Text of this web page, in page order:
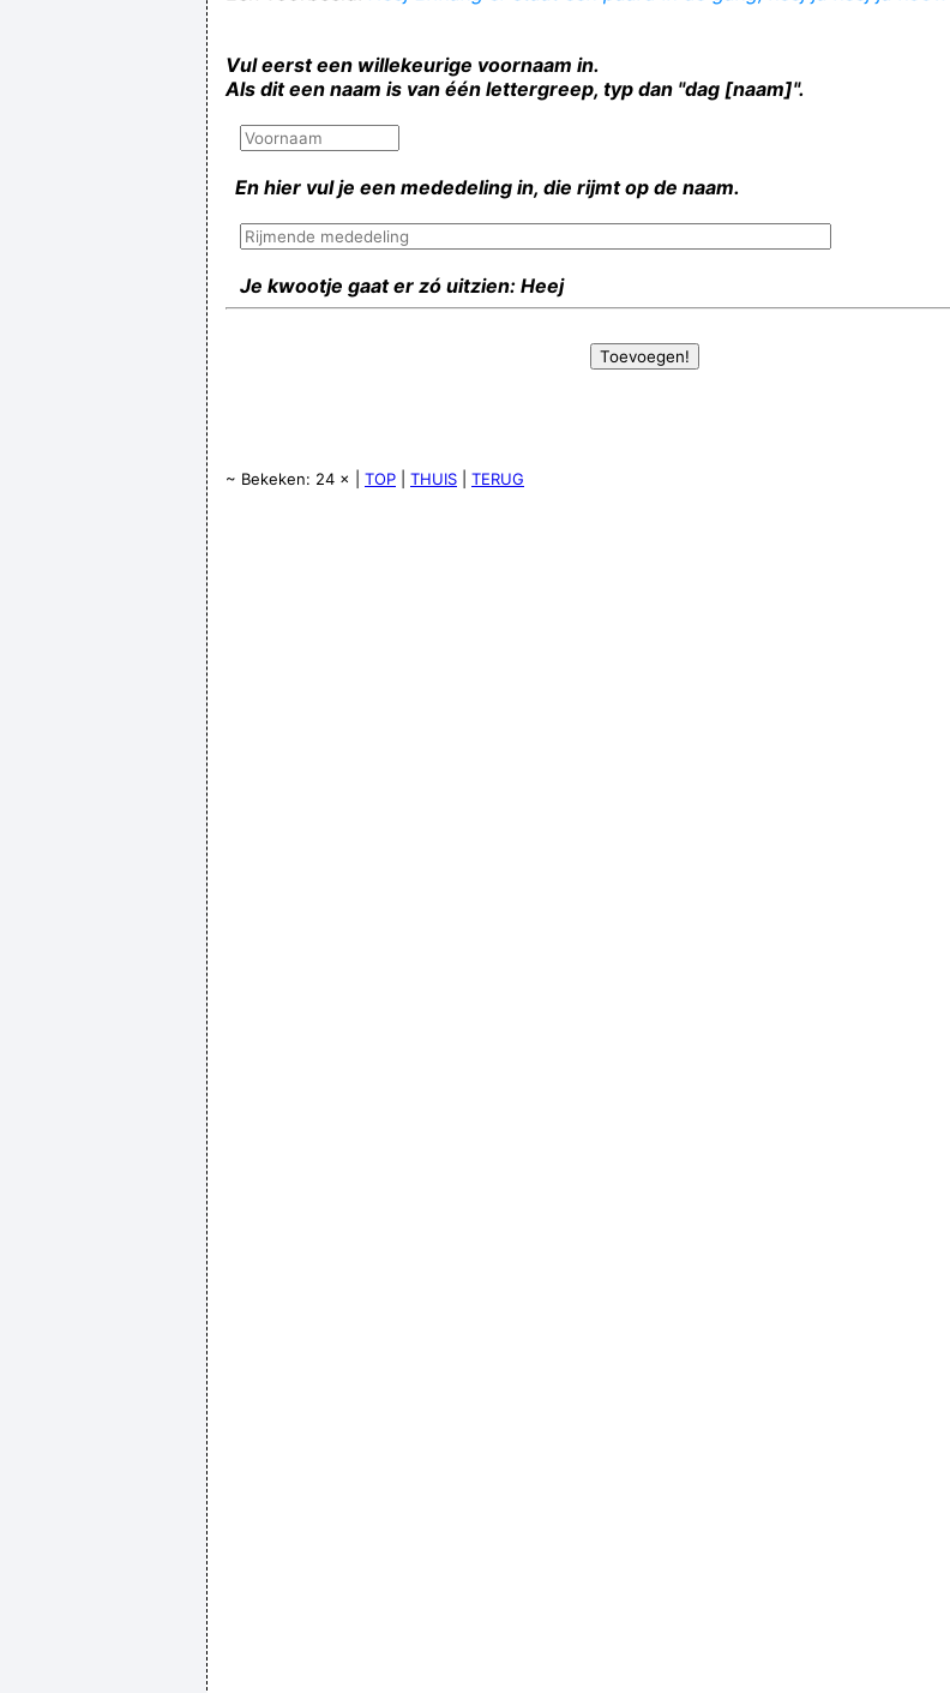
Vul eerst een willekeurige voornaam in.
Als dit een naam is van één lettergreep, typ dan "dag [naam]".
En hier vul je een mededeling in, die rijmt op de naam.
Je kwootje gaat er zó uitzien: Heej
~ Bekeken: 24 × | TOP THUIS TERUG